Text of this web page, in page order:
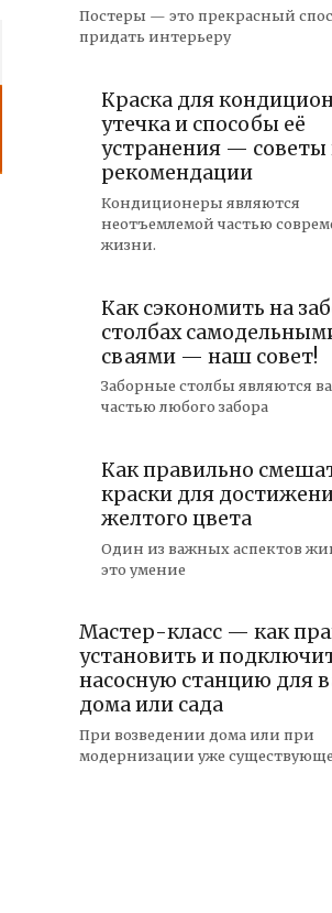
Постеры — это прекрасный
придать интерьеру
Краска для
утечка и способы её
устранения — советы
рекомендации
Кондиционеры являются
неотъемлемой частью
жизни.
Как сэкономить на
столбах
сваями — наш совет!
Заборные столбы являются
частью любого забора
Как правильно
краски для
желтого цвета
Один из важных аспектов
это умение
Мастер-класс — как
установить и
насосную станцию для
дома или сада
При возведении дома или при
модернизации уже